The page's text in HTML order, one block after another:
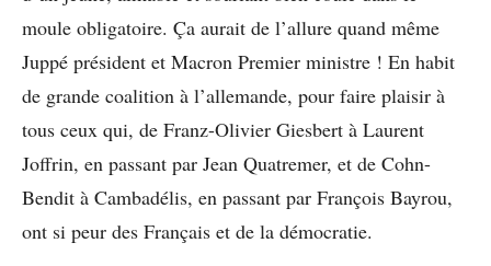
moule obligatoire. Ça aurait de l’allure quand même
Juppé président et Macron Premier ministre ! En habit
de grande coalition à l’allemande, pour faire plaisir à
tous ceux qui, de Franz-Olivier Giesbert à Laurent
Joffrin, en passant par Jean Quatremer, et de Cohn-
Bendit à Cambadélis, en passant par François Bayrou,
ont si peur des Français et de la démocratie.